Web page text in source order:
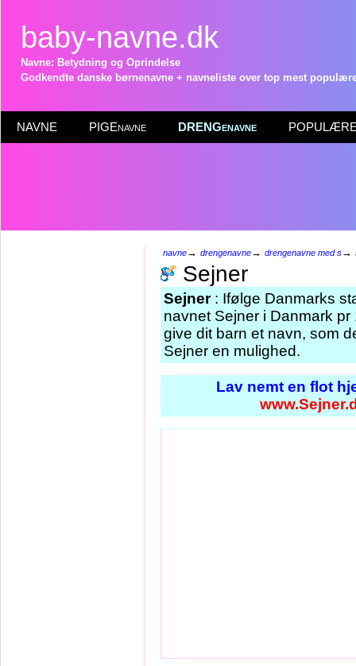
baby-navne.dk
Navne: Betydning og Oprindelse
Godkendte danske børnenavne + navneliste over top mest
NAVNE PIGEnavne DRENGenavne POPULÆRE
navne→ drengenavne→ drengenavne med s→
Sejner
Sejner: Ifølge Danmarks
navnet Sejner i Danmark
give dit barn et navn, som
Sejner en mulighed.
Lav nemt en flot